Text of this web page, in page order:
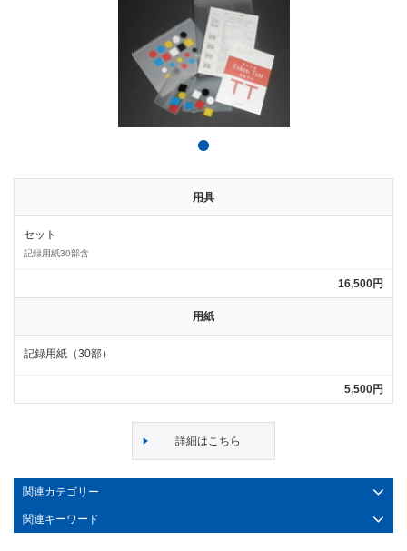
用具
セット
記録用紙30部含
16,500円
用紙
記録用紙（30部）
5,500円
詳細はこちら
関連カテゴリー
関連キーワード